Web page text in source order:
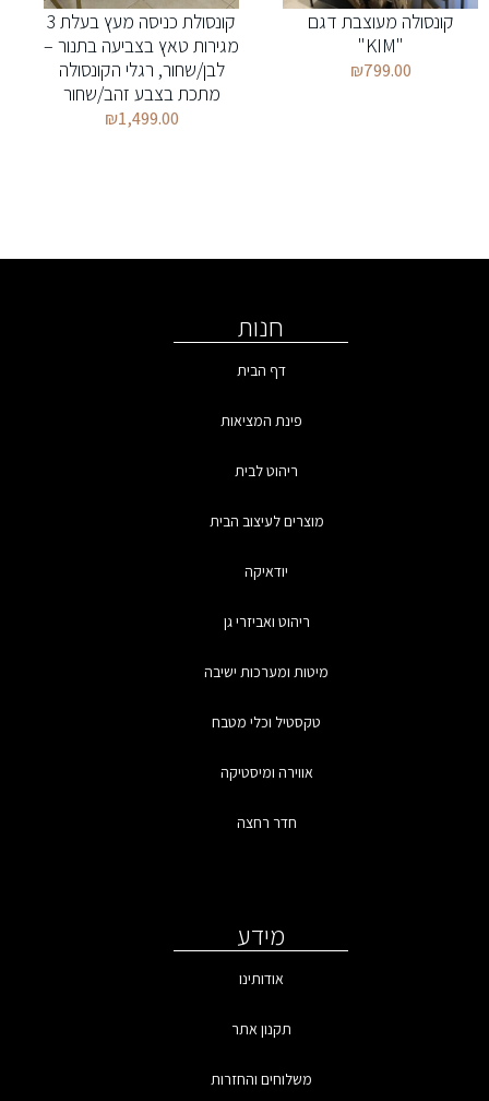
קונסולה מעוצבת דגם
"KIM"
₪799.00
קונסולת כניסה מעץ בעלת 3
מגירות טאץ בצביעה בתנור –
לבן/שחור, רגלי הקונסולה
מתכת בצבע זהב/שחור
₪1,499.00
חנות
דף הבית
פינת המציאות
ריהוט לבית
מוצרים לעיצוב הבית
יודאיקה
ריהוט ואביזרי גן
מיטות ומערכות ישיבה
טקסטיל וכלי מטבח
אווירה ומיסטיקה
חדר רחצה
מידע
אודותינו
תקנון אתר
משלוחים והחזרות